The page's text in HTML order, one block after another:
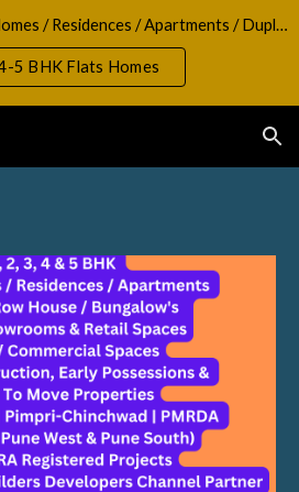
Skip to navigation
1, 2, 3, 4 & 5 BHK Flats / Homes / Residences / Apartments / Duplex / RowHouse / Bungalow, Shops, Showrooms & Retail Spaces Office / Commercial Spaces
5 BHK Flats Homes